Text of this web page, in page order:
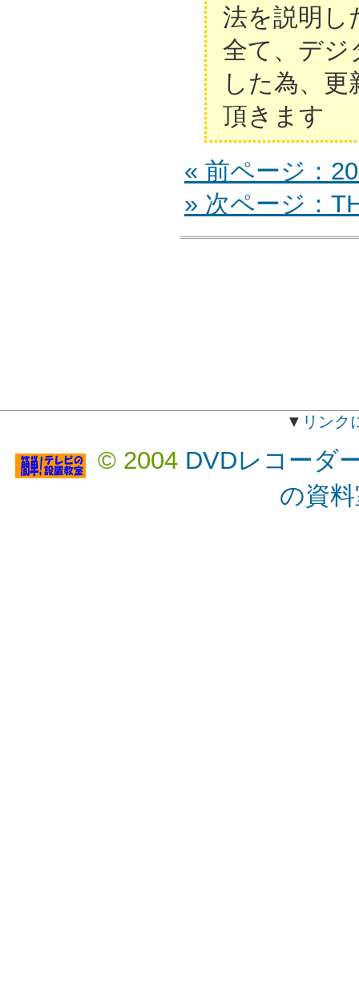
法を説明し
全て、デジ
した為、
頂きます
« 前ページ：
» 次ページ：
▼ リンク
© 2004 DVDレコーダ
の資